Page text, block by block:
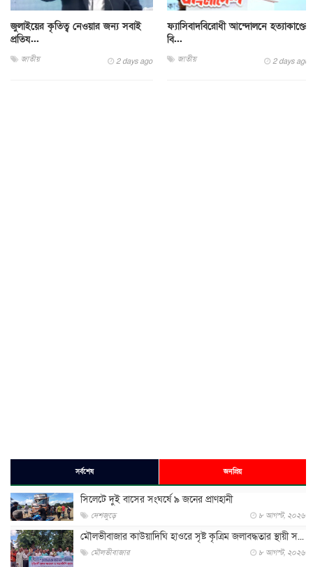
জুলাইয়ের কৃতিত্ব নেওয়ার জন্য সবাই
প্রতিয...
জাতীয় 2 days ago
ফ্যাসিবাদবিরোধী আন্দোলনে হত্যাকাণ্ডের
বি...
জাতীয় 2 days ago
সর্বশেষ জনপ্রিয়
সিলেটে দুই বাসের সংঘর্ষে ৯ জনের প্রাণহানী
দেশজুড়ে ৮ আগস্ট, ২০২৬
মৌলভীবাজার কাউয়াদিঘি হাওরে সৃষ্ট কৃত্রিম জলাবদ্ধতার স্থায়ী স...
মৌলভীবাজার ৮ আগস্ট, ২০২৬